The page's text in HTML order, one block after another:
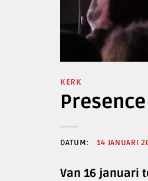
KERK
14 JANUARI
Van 16 januari